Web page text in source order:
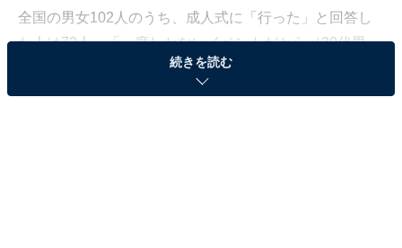
全国の男女102人のうち、成人式に「行った」と回答し
た人は72人。「一度しかないイベントだから（30代男
性）」「人生の重要なイベントの一つだと思ったから
（30代男性）」「自分が成人したと自覚するため（30代
続きを読む